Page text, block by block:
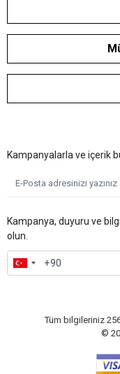
Kampanyalarla ve içerik
Kampanya, duyuru ve
olun.
Tüm bilgileriniz
©